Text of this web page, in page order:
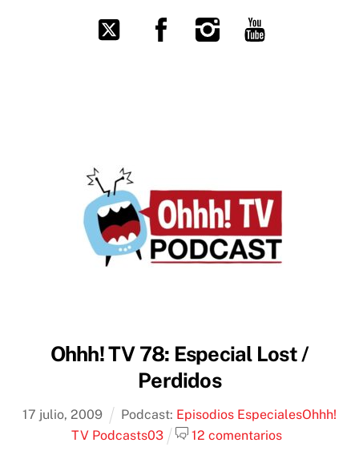
Twitter FacebookInstagram
You
Ohhh! TV 78: Especial Lost /
Perdidos
17 julio,2009 Podcast: Episodios EspecialesOhhh!
TV Podcasts03 12 comentarios